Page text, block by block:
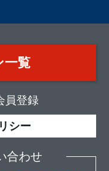
一覧
員登録
シー
合わせ